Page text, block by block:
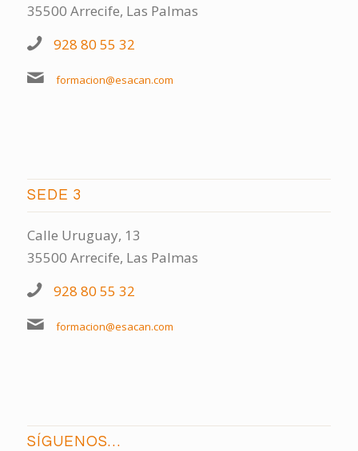
35500 Arrecife, Las Palmas
928 80 55 32
formacion@esacan.com
SEDE 3
Calle Uruguay, 13
35500 Arrecife, Las Palmas
928 80 55 32
formacion@esacan.com
SÍGUENOS…